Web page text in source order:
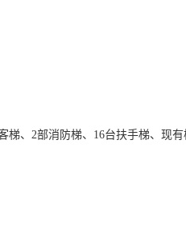
、2部消防梯、16台扶手梯、现